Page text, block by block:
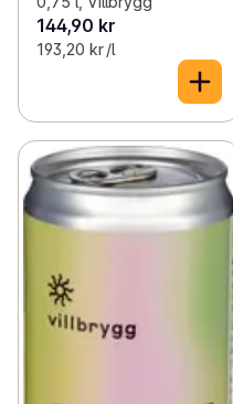
144,90 kr
193,20 kr /l